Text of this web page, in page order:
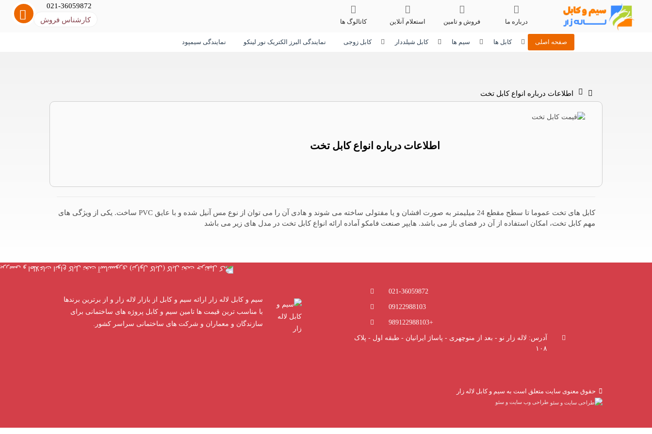
درباره ما فروش و تامین استعلام آنلاین کاتالوگ ها
021-36059872
کارشناس فروش
صفحه اصلی کابل ها سیم ها کابل شیلددار کابل زوجی نمایندگی البرز الکتریک نور لینکو نمایندگی سیمپود
اطلاعات درباره انواع کابل تخت
اطلاعات درباره انواع کابل تخت
کابل های تخت عموما تا سطح مقطع 24 میلیمتر به صورت افشان و یا مفتولی ساخته می شوند و هادی آن را می توان از نوع مس آنیل شده و با عایق PVC ساخت. یکی از ویژگی های
مهم کابل تخت، امکان استفاده از آن در فضای باز می باشد. هایپر صنعت فامکو آماده ارائه انواع کابل تخت در مدل های زیر می باشد
021-36059872
09122988103
+989122988103
آدرس: لاله زار نو - بعد از منوچهری - پاساژ ایرانیان - طبقه اول - پلاک
۱۰۸
سیم و کابل لاله زار ارائه سیم و کابل از بازار لاله زار و از برترین برندها
با مناسب ترین قیمت ها تامین سیم و کابل پروژه های ساختمانی برای
سازندگان و معماران و شرکت های ساختمانی سراسر کشور.
حقوق معنوی سایت متعلق است به سیم و کابل لاله زار
طراحی وب سایت و سئو